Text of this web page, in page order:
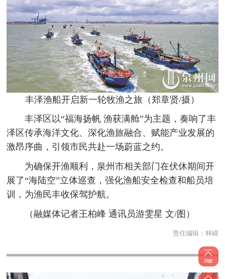
丰泽渔船开启新一轮牧渔之旅（郑章贤/摄）
丰泽区以“福海扬帆 渔获满舱”为主题，奏响了丰
泽区传承海洋文化、深化渔旅融合、赋能产业发展的
激昂序曲，引领市民共赴一场蔚蓝之约。
为确保开渔顺利，泉州市相关部门在伏休期间开
展了“海陆空”立体巡查，强化渔船安全检查和船员培
训，为渔民丰收保驾护航。
（融媒体记者王柏峰 通讯员游雯星 文/图）
责任编辑： 林嵘